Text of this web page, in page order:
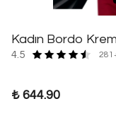
Kadın Bordo
4.5
₺ 644.90